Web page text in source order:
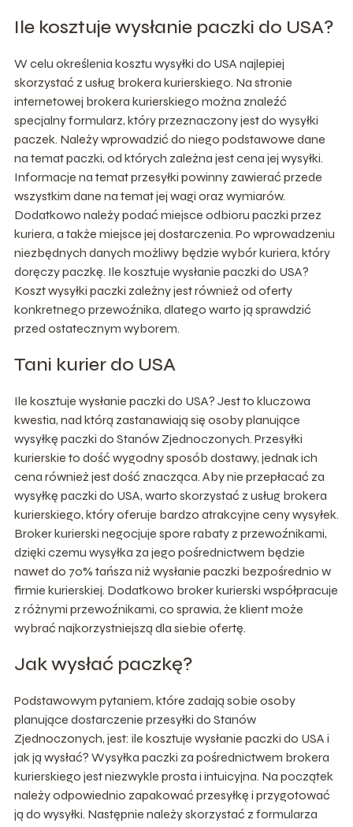
Ile kosztuje wysłanie paczki do USA?
W celu określenia kosztu wysyłki do USA najlepiej
skorzystać z usług brokera kurierskiego. Na stronie
internetowej brokera kurierskiego można znaleźć
specjalny formularz, który przeznaczony jest do wysyłki
paczek. Należy wprowadzić do niego podstawowe dane
na temat paczki, od których zależna jest cena jej wysyłki.
Informacje na temat przesyłki powinny zawierać przede
wszystkim dane na temat jej wagi oraz wymiarów.
Dodatkowo należy podać miejsce odbioru paczki przez
kuriera, a także miejsce jej dostarczenia. Po wprowadzeniu
niezbędnych danych możliwy będzie wybór kuriera, który
doręczy paczkę. Ile kosztuje wysłanie paczki do USA?
Koszt wysyłki paczki zależny jest również od oferty
konkretnego przewoźnika, dlatego warto ją sprawdzić
przed ostatecznym wyborem.
Tani kurier do USA
Ile kosztuje wysłanie paczki do USA? Jest to kluczowa
kwestia, nad którą zastanawiają się osoby planujące
wysyłkę paczki do Stanów Zjednoczonych. Przesyłki
kurierskie to dość wygodny sposób dostawy, jednak ich
cena również jest dość znacząca. Aby nie przepłacać za
wysyłkę paczki do USA, warto skorzystać z usług brokera
kurierskiego, który oferuje bardzo atrakcyjne ceny wysyłek.
Broker kurierski negocjuje spore rabaty z przewoźnikami,
dzięki czemu wysyłka za jego pośrednictwem będzie
nawet do 70% tańsza niż wysłanie paczki bezpośrednio w
firmie kurierskiej. Dodatkowo broker kurierski współpracuje
z różnymi przewoźnikami, co sprawia, że klient może
wybrać najkorzystniejszą dla siebie ofertę.
Jak wysłać paczkę?
Podstawowym pytaniem, które zadają sobie osoby
planujące dostarczenie przesyłki do Stanów
Zjednoczonych, jest: ile kosztuje wysłanie paczki do USA i
jak ją wysłać? Wysyłka paczki za pośrednictwem brokera
kurierskiego jest niezwykle prosta i intuicyjna. Na początek
należy odpowiednio zapakować przesyłkę i przygotować
ją do wysyłki. Następnie należy skorzystać z formularza